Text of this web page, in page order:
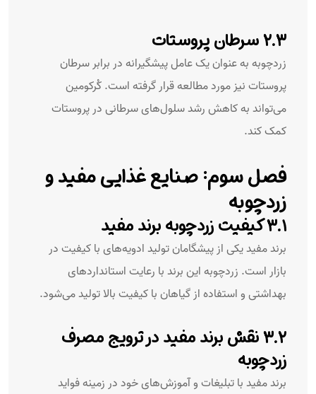
۲.۳ سرطان پروستات
زردچوبه به عنوان یک عامل پیشگیرانه در برابر سرطان
پروستات نیز مورد مطالعه قرار گرفته است. کُرکومین
می‌تواند به کاهش رشد سلول‌های سرطانی در پروستات
کمک کند.
فصل سوم: صنایع غذایی مفید و
زردچوبه
۳.۱ کیفیت زردچوبه برند مفید
برند مفید یکی از پیشگامان تولید ادویه‌های با کیفیت در
بازار است. زردچوبه این برند با رعایت استانداردهای
بهداشتی و استفاده از گیاهان با کیفیت بالا تولید می‌شود.
۳.۲ نقش برند مفید در ترویج مصرف
زردچوبه
برند مفید با تبلیغات و آموزش‌های خود در زمینه فواید